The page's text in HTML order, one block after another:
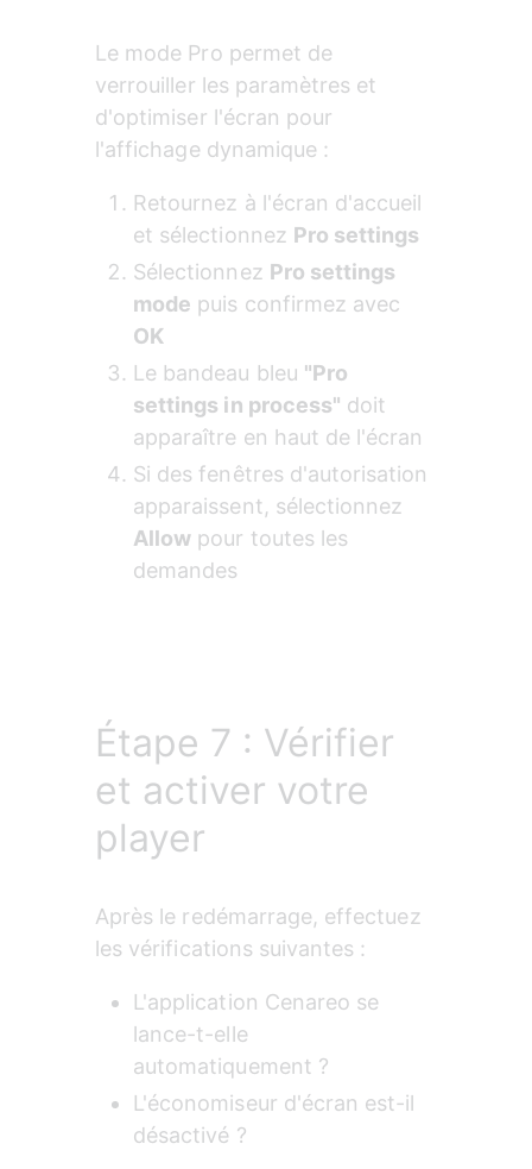
Le mode Pro permet de
verrouiller les paramètres et
d'optimiser l'écran pour
l'affichage dynamique :
Retournez à l'écran d'accueil
et sélectionnez Pro settings
Sélectionnez Pro settings
mode puis confirmez avec
OK
Le bandeau bleu "Pro
settings in process" doit
apparaître en haut de l'écran
Si des fenêtres d'autorisation
apparaissent, sélectionnez
Allow pour toutes les
demandes
Étape 7 : Vérifier
et activer votre
player
Après le redémarrage, effectuez
les vérifications suivantes :
L'application Cenareo se
lance-t-elle
automatiquement ?
L'économiseur d'écran est-il
désactivé ?